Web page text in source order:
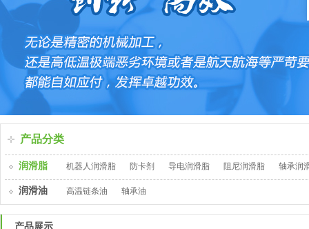
产品分类
润滑脂 机器人润滑脂 防卡剂 导电润滑脂 阻尼润滑脂 轴承润
润滑油 高温链条油 轴承油
产品展示